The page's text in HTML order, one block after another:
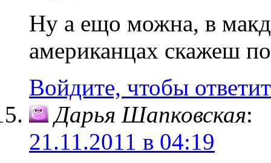
Ну а ещо можна, в
американцах скажеш
Войдите, чтобы
Дарья Шапковская:
21.11.2011 в 04:19